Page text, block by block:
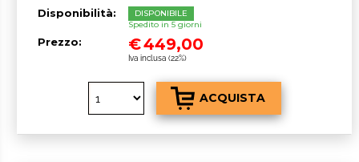
Disponibilità:
DISPONIBILE
Spedito in 5 giorni
Prezzo: €449,00
Iva inclusa (22%)